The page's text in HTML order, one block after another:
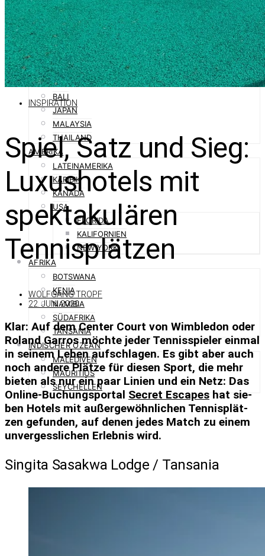
DUBAI
OMAN
QATAR
SAUDI-ARABIEN
ASIEN
AUSTRALIEN
BALI
JAPAN
MALAYSIA
THAILAND
AMERIKA
LATEINAMERIKA
KARIBIK
KANADA
USA
FLORIDA
KALIFORNIEN
NEW YORK
AFRIKA
BOTSWANA
KENIA
NAMIBIA
SÜDAFRIKA
TANSANIA
INDISCHER OZEAN
MALEDIVEN
MAURITIUS
SEYCHELLEN
INSPIRATION
Spiel, Satz und Sieg:
Luxushotels mit
spektakulären
Tennisplätzen
WOLFGANG TROPF
22. JUNI 2020
Klar: Auf dem Cen­ter Court von Wim­ble­don oder
Ro­land Gar­ros möchte je­der Ten­nis­spie­ler ein­mal
in sei­nem Le­ben auf­schla­gen. Es gibt aber auch
noch an­dere Plätze für die­sen Sport, die mehr
bie­ten als nur ein paar Li­nien und ein Netz: Das
On­line-Bu­chungs­por­tal Se­cret Es­capes hat sie­
ben Ho­tels mit au­ßer­ge­wöhn­li­chen Ten­nis­plät­
zen ge­fun­den, auf de­nen je­des Match zu ei­nem
un­ver­gess­li­chen Er­leb­nis wird.
Singita Sasakwa Lodge /​ Tansania